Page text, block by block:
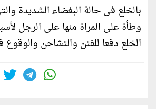
بالخلع فى حالة البغضاء الشديدة
وطأة على المراة منها على الرجل
الخلع دفعا للفتن والتشاحن والوقوع